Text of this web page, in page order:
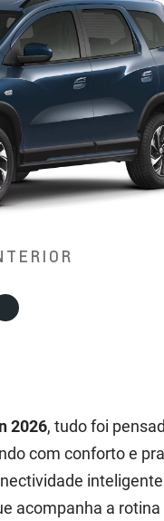
2026, tudo foi
com conforto e
acompanha a